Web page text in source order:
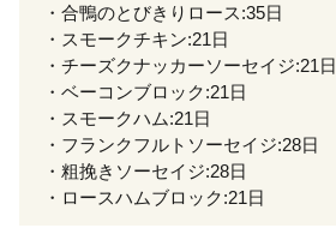
・合鴨のとびきりロース:35日
・スモークチキン:21日
・チーズクナッカーソーセイジ:21日
・ベーコンブロック:21日
・スモークハム:21日
・フランクフルトソーセイジ:28日
・粗挽きソーセイジ:28日
・ロースハムブロック:21日